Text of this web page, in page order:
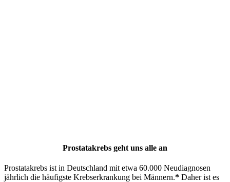
Prostatakrebs geht uns alle an
Prostatakrebs ist in Deutschland mit etwa 60.000 Neudiagnosen
jährlich die häufigste Krebserkrankung bei Männern.* Daher ist es